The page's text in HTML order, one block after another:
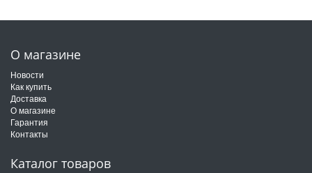
О магазине
Новости
Как купить
Доставка
О магазине
Гарантия
Контакты
Каталог товаров